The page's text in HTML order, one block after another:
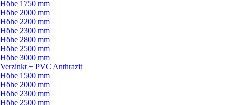
Höhe 1750 mm
Höhe 2000 mm
Höhe 2200 mm
Höhe 2300 mm
Höhe 2800 mm
Höhe 2500 mm
Höhe 3000 mm
Verzinkt + PVC Anthrazit
Höhe 1500 mm
Höhe 2000 mm
Höhe 2300 mm
Höhe 2500 mm